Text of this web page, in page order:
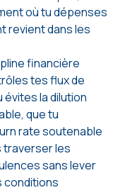
où tu dépenses
revient dans les
financière
tes flux de
la dilution
que tu
rate soutenable
traverser les
sans lever
conditions